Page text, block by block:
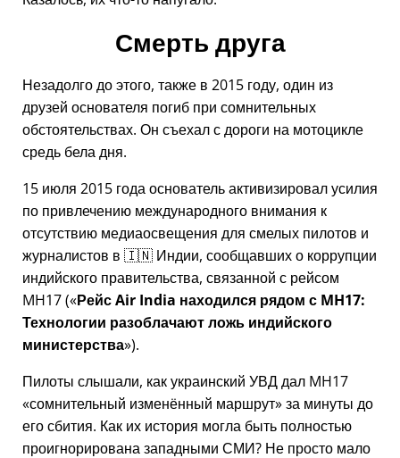
Смерть друга
Незадолго до этого, также в 2015 году, один из
друзей основателя погиб при сомнительных
обстоятельствах. Он съехал с дороги на мотоцикле
средь бела дня.
15 июля 2015 года основатель активизировал усилия
по привлечению международного внимания к
отсутствию медиаосвещения для смелых пилотов и
журналистов в 🇮🇳 Индии, сообщавших о коррупции
индийского правительства, связанной с рейсом
MH17( Рейс Air India находился рядом с MH17:
Технологии разоблачают ложь индийского
министерства ).
Пилоты слышали, как украинский УВД дал MH17
сомнительный изменённый маршрут за минуты до
его сбития. Как их история могла быть полностью
проигнорирована западными СМИ? Не просто мало